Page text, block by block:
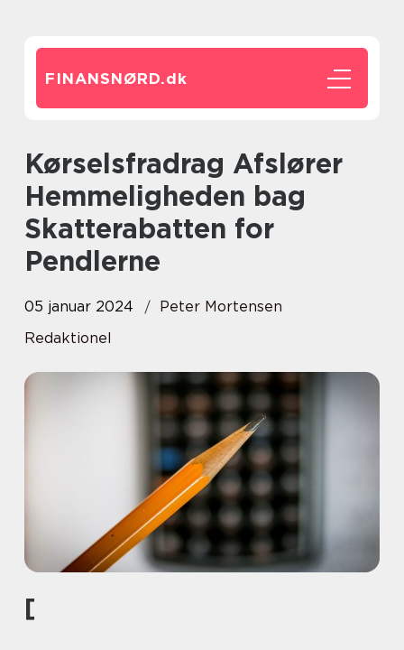
FINANSNØRD.dk
Kørselsfradrag Afslører
Hemmeligheden bag
Skatterabatten for
Pendlerne
05 januar 2024
Peter Mortensen
Redaktionel
[